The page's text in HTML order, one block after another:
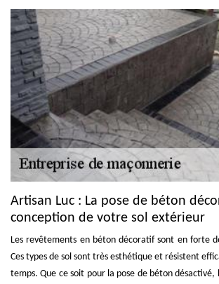
Artisan Luc : La pose de béton
conception de votre sol extérieur
Les revêtements en béton décoratif sont en forte
Ces types de sol sont très esthétique et résistent
temps. Que ce soit pour la pose de béton désactivé,